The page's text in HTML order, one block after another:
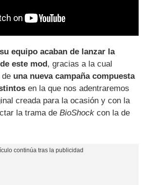
equipo acaban de lanzar la
este mod , gracias a la cual
de una nueva campaña compuesta
en la que nos adentraremos
creada para la ocasión y con la
la trama deBioShock con la de